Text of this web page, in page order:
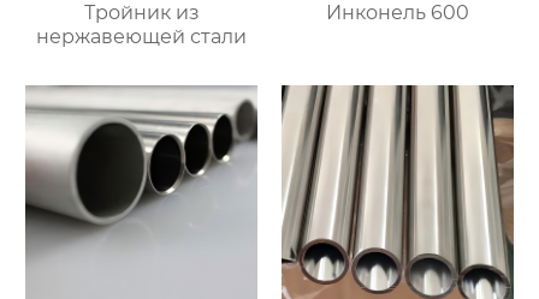
Тройник из
нержавеющей стали
Инконель 600